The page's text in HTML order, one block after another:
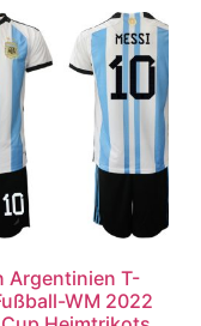
Argentinien T-
WM 2022